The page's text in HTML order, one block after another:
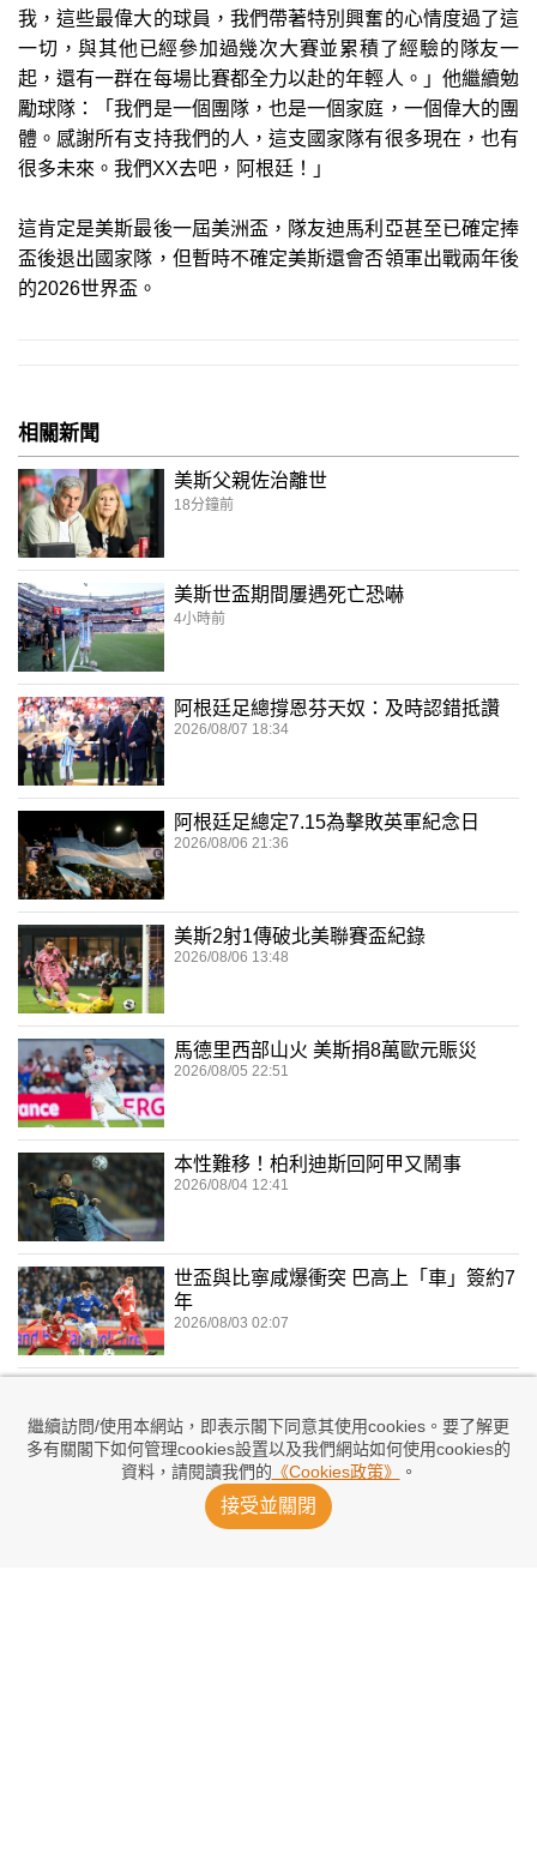
繼續訪問/使用本網站，即表示閣下同意其使用cookies。要了解更
多有關閣下如何管理cookies設置以及我們網站如何使用cookies的
資料，請閱讀我們的 《Cookies政策》 。
接受並關閉
我，這些最偉大的球員，我們帶著特別興奮的心情度過了這
一切，與其他已經參加過幾次大賽並累積了經驗的隊友一
起，還有一群在每場比賽都全力以赴的年輕人。」他繼續勉
勵球隊：「我們是一個團隊，也是一個家庭，一個偉大的團
體。感謝所有支持我們的人，這支國家隊有很多現在，也有
很多未來。我們XX去吧，阿根廷！」
這肯定是美斯最後一屆美洲盃，隊友迪馬利亞甚至已確定捧
盃後退出國家隊，但暫時不確定美斯還會否領軍出戰兩年後
的2026世界盃。
相關新聞
美斯父親佐治離世
18分鐘前
美斯世盃期間屢遇死亡恐嚇
4小時前
阿根廷足總撐恩芬天奴：及時認錯抵讚
2026/08/07 18:34
阿根廷足總定7.15為擊敗英軍紀念日
2026/08/06 21:36
美斯2射1傳破北美聯賽盃紀錄
2026/08/06 13:48
馬德里西部山火 美斯捐8萬歐元賑災
2026/08/05 22:51
本性難移！柏利迪斯回阿甲又鬧事
2026/08/04 12:41
世盃與比寧咸爆衝突 巴高上「車」簽約7
年
2026/08/03 02:07
卡斯美路期待與美斯並肩作戰：足球之神
2026/08/01 08:47